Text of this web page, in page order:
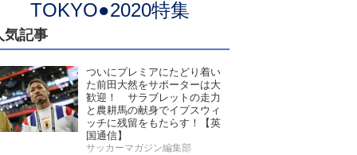
TOKYO●2020特集
気記事
ついにプレミアにたどり着い
た前田大然をサポーターは大
歓迎！ サラブレットの走力
と農耕馬の献身でイプスウィ
ッチに残留をもたらす！【英
国通信】
サッカーマガジン編集部